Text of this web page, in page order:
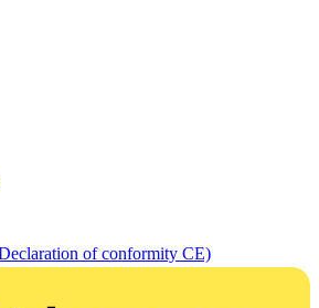
of conformity CE)